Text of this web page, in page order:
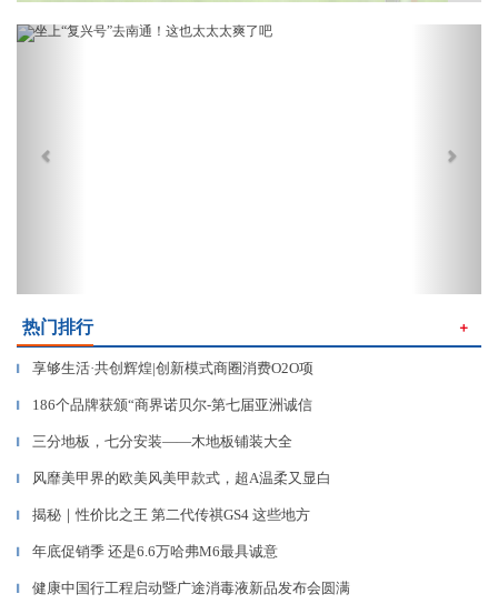
Previous
热门排行 ＋
▎ 享够生活·共创辉煌|创新模式商圈消费O2O项
▎ 186个品牌获颁“商界诺贝尔-第七届亚洲诚信
▎ 三分地板，七分安装——木地板铺装大全
▎ 风靡美甲界的欧美风美甲款式，超A温柔又显白
▎ 揭秘｜性价比之王 第二代传祺GS4 这些地方
▎ 年底促销季 还是6.6万哈弗M6最具诚意
▎ 健康中国行工程启动暨广途消毒液新品发布会圆满